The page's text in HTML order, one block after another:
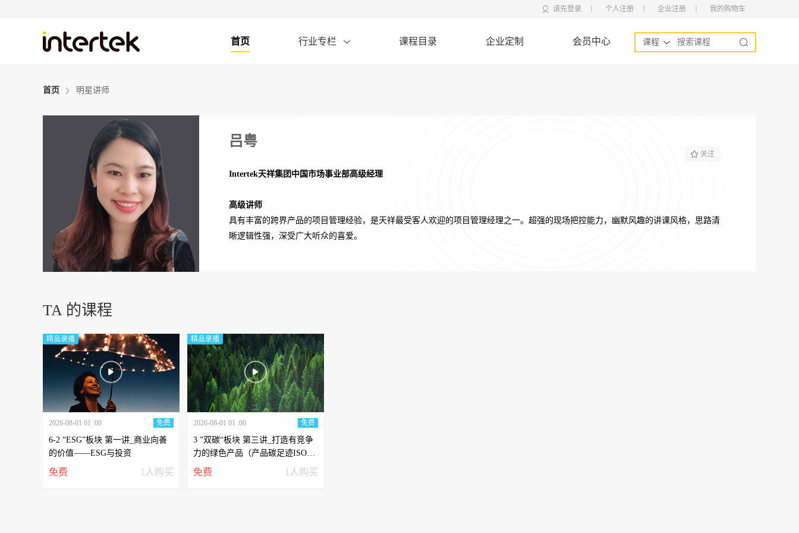
请先登录 个人注册 企业注册 我的购物车
首页 行业专栏 课程目录 企业定制 会员中心 课程
首页 明星讲师
关注
吕粤
Intertek天祥集团中国市场事业部高级经理
高级讲师
具有丰富的跨界产品的项目管理经验，是天祥最受客人欢迎的项目管理经理之一。超强的现场把控能力，幽默风趣的讲课风格，思路清
晰逻辑性强，深受广大听众的喜爱。
TA 的课程
精品录播
2026-08-01 01 :00 免费
6-2 “ESG”板块 第一讲_商业向善
的价值——ESG与投资
免费 1人购买
精品录播
2026-08-01 01 :00 免费
3 ”双碳“板块 第三讲_打造有竞争
力的绿色产品（产品碳足迹ISO
14067与生命周期理论）
免费 1人购买